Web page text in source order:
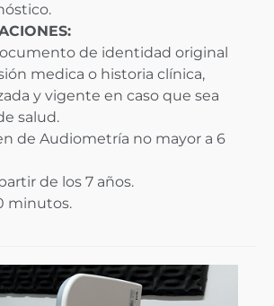
de identidad original
medica o historia clínica,
y vigente en caso que sea
salud.
de Audiometría no mayor a 6
de los 7 años.
minutos.